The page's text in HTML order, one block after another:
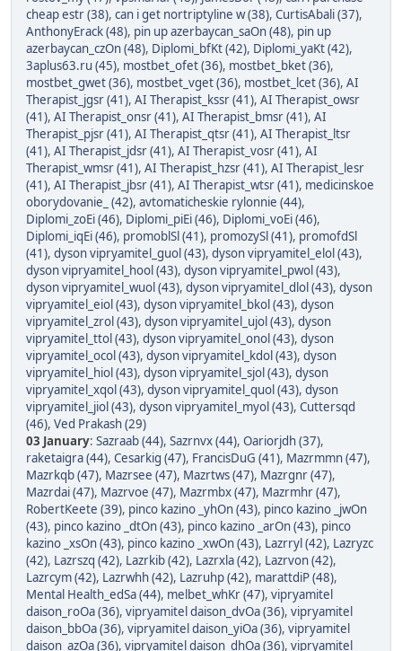
cheap estr (38), can i get nortriptyline w (38), CurtisAbali (37),
AnthonyErack (48), pin up azerbaycan_saOn (48), pin up
azerbaycan_czOn (48), Diplomi_bfKt (42), Diplomi_yaKt (42),
3aplus63.ru (45), mostbet_ofet (36), mostbet_bket (36),
mostbet_gwet (36), mostbet_vget (36), mostbet_lcet (36), AI
Therapist_jgsr (41), AI Therapist_kssr (41), AI Therapist_owsr
(41), AI Therapist_onsr (41), AI Therapist_bmsr (41), AI
Therapist_pjsr (41), AI Therapist_qtsr (41), AI Therapist_ltsr
(41), AI Therapist_jdsr (41), AI Therapist_vosr (41), AI
Therapist_wmsr (41), AI Therapist_hzsr (41), AI Therapist_lesr
(41), AI Therapist_jbsr (41), AI Therapist_wtsr (41), medicinskoe
oborydovanie_ (42), avtomaticheskie rylonnie (44),
Diplomi_zoEi (46), Diplomi_piEi (46), Diplomi_voEi (46),
Diplomi_iqEi (46), promoblSl (41), promozySl (41), promofdSl
(41), dyson vipryamitel_guol (43), dyson vipryamitel_elol (43),
dyson vipryamitel_hool (43), dyson vipryamitel_pwol (43),
dyson vipryamitel_wuol (43), dyson vipryamitel_dlol (43), dyson
vipryamitel_eiol (43), dyson vipryamitel_bkol (43), dyson
vipryamitel_zrol (43), dyson vipryamitel_ujol (43), dyson
vipryamitel_ttol (43), dyson vipryamitel_onol (43), dyson
vipryamitel_ocol (43), dyson vipryamitel_kdol (43), dyson
vipryamitel_hiol (43), dyson vipryamitel_sjol (43), dyson
vipryamitel_xqol (43), dyson vipryamitel_quol (43), dyson
vipryamitel_jiol (43), dyson vipryamitel_myol (43), Cuttersqd
(46), Ved Prakash (29)
03 January: Sazraab (44), Sazrnvx (44), Oariorjdh (37),
raketaigra (44), Cesarkig (47), FrancisDuG (41), Mazrmmn (47),
Mazrkqb (47), Mazrsee (47), Mazrtws (47), Mazrgnr (47),
Mazrdai (47), Mazrvoe (47), Mazrmbx (47), Mazrmhr (47),
RobertKeete (39), pinco kazino _yhOn (43), pinco kazino _jwOn
(43), pinco kazino _dtOn (43), pinco kazino _arOn (43), pinco
kazino _xsOn (43), pinco kazino _xwOn (43), Lazrryl (42), Lazryzc
(42), Lazrszq (42), Lazrkib (42), Lazrxla (42), Lazrvon (42),
Lazrcym (42), Lazrwhh (42), Lazruhp (42), marattdiP (48),
Mental Health_edSa (44), melbet_whKr (47), vipryamitel
daison_roOa (36), vipryamitel daison_dvOa (36), vipryamitel
daison_bbOa (36), vipryamitel daison_yiOa (36), vipryamitel
daison_azOa (36), vipryamitel daison_dhOa (36), vipryamitel